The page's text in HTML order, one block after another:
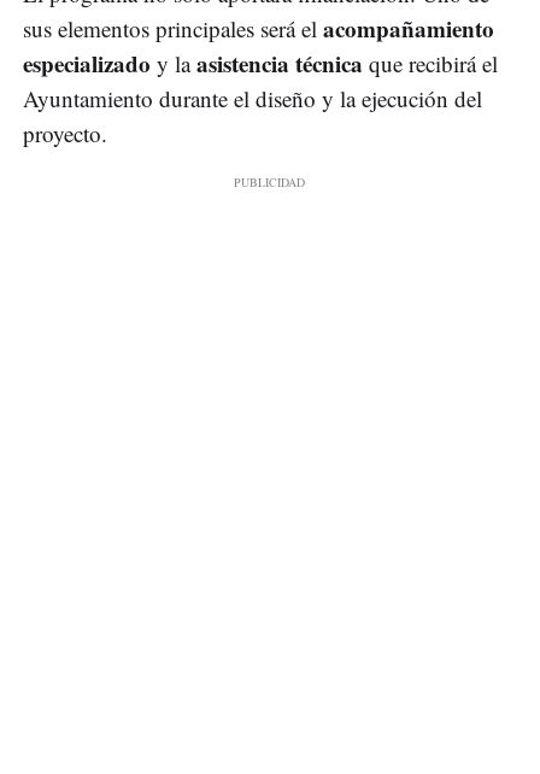
sus elementos principales será el acompañamiento
especializado y laasistencia técnica que recibirá el
Ayuntamiento durante el diseño y la ejecución del
proyecto.